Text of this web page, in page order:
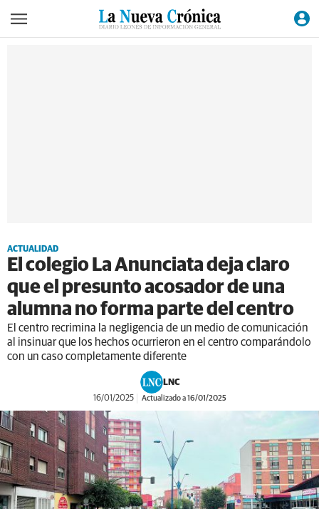
ACTUALIDAD
El colegio La Anunciata deja claro
que el presunto acosador de una
alumna no forma parte del centro
El centro recrimina la negligencia de un medio de comunicación
al insinuar que los hechos ocurrieron en el centro comparándolo
con un caso completamente diferente
LNC
16/01/2025 Actualizado a 16/01/2025